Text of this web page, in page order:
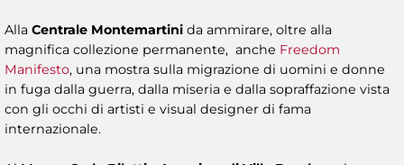
Alla Centrale Montemartini da ammirare, oltre alla
magnifica collezione permanente, anche Freedom
Manifesto, una mostra sulla migrazione di uomini e donne
in fuga dalla guerra, dalla miseria e dalla sopraffazione vista
con gli occhi di artisti e visual designer di fama
internazionale.